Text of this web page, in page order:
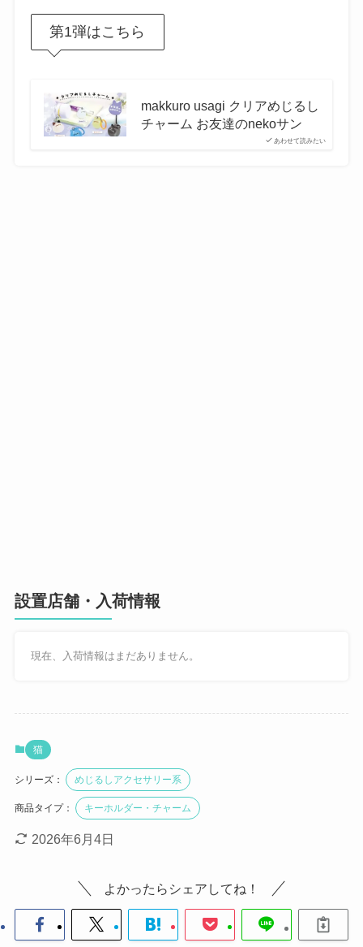
第1弾はこちら
あわせて読みたい
makkuro usagi クリアめじるし
チャーム お友達のnekoサン
設置店舗・入荷情報
現在、入荷情報はまだありません。
猫
シリーズ： めじるしアクセサリー系
商品タイプ： キーホルダー・チャーム
2026年6月4日
よかったらシェアしてね！